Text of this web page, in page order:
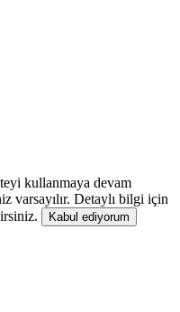
kullanmaya devam
varsayılır. Detaylı bilgi için
Kabul ediyorum